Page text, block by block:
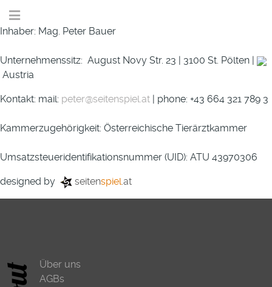
Inhaber: Mag. Peter Bauer
Unternehmenssitz: August Novy Str. 23 | 3100 St. Pölten |
Austria
Kontakt: mail: peter@seitenspiel.at | phone: +43 664 321 789 3
Kammerzugehörigkeit: Österreichische Tierärztkammer
Umsatzsteueridentifikationsnummer (UID): ATU 43970306
designed by seitenspiel.at
Über uns
AGBs